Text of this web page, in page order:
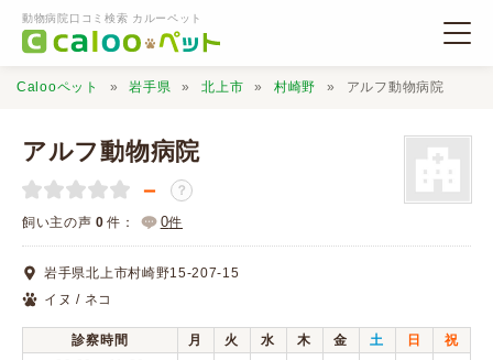
動物病院口コミ検索 カルーペット
動物病院検索
口コミ検索
Calooペットとは？
Calooペット 岩手県 北上市 村崎野 アルフ動物病院
アルフ動物病院
－ ？
飼い主の声 0 件： 0件
岩手県北上市村崎野15-207-15
イヌ / ネコ
診察時間 月 火 水 木 金 土 日
祝